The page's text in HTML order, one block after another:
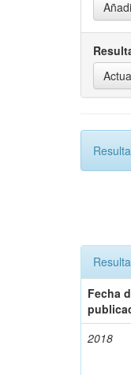
Fecha
2018